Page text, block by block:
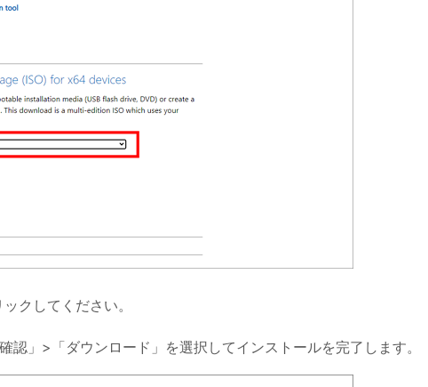
クしてください。
認」>「ダウンロード」を選択してインストールを完了します。